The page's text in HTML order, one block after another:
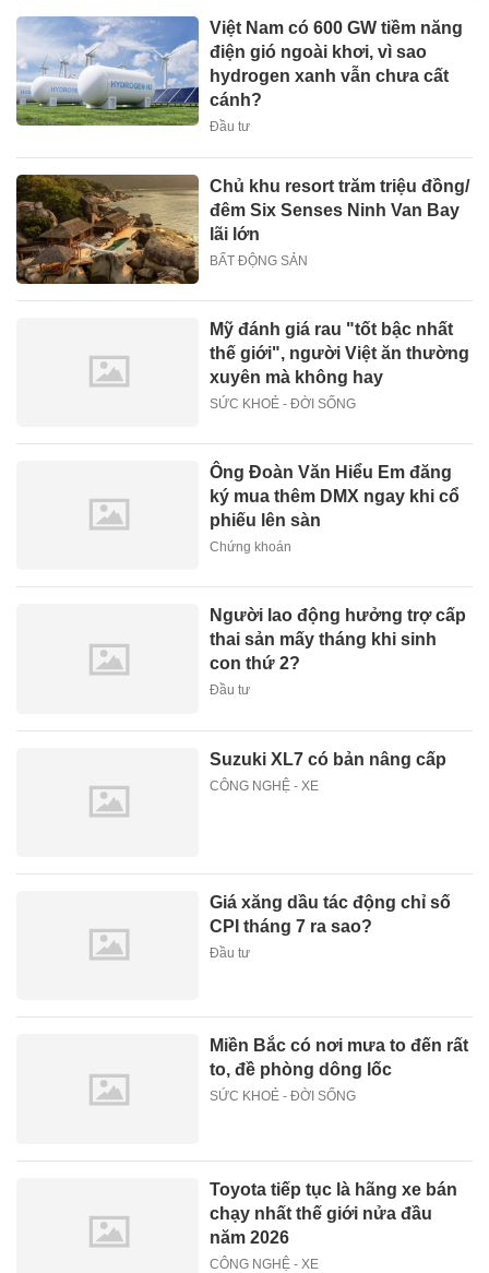
Việt Nam có 600 GW tiềm năng
điện gió ngoài khơi, vì sao
hydrogen xanh vẫn chưa cất
cánh?
Đầu tư
Chủ khu resort trăm triệu đồng/
đêm Six Senses Ninh Van Bay
lãi lớn
BẤT ĐỘNG SẢN
Mỹ đánh giá rau "tốt bậc nhất
thế giới", người Việt ăn thường
xuyên mà không hay
SỨC KHOẺ - ĐỜI SỐNG
Ông Đoàn Văn Hiểu Em đăng
ký mua thêm DMX ngay khi cổ
phiếu lên sàn
Chứng khoán
Người lao động hưởng trợ cấp
thai sản mấy tháng khi sinh
con thứ 2?
Đầu tư
Suzuki XL7 có bản nâng cấp
CÔNG NGHỆ - XE
Giá xăng dầu tác động chỉ số
CPI tháng 7 ra sao?
Đầu tư
Miền Bắc có nơi mưa to đến rất
to, đề phòng dông lốc
SỨC KHOẺ - ĐỜI SỐNG
Toyota tiếp tục là hãng xe bán
chạy nhất thế giới nửa đầu
năm 2026
CÔNG NGHỆ - XE